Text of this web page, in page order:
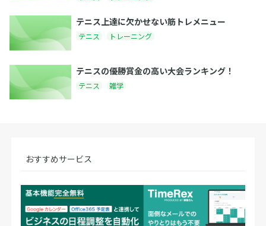
テニス上達に欠かせない筋トレメニュー
テニス トレーニング
テニスの優勝賞金の高い大会ランキング！
テニス 雑学
おすすめサービス